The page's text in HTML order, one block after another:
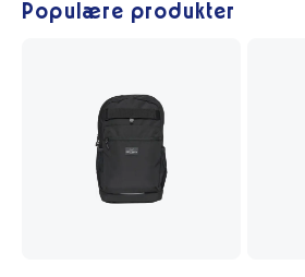
Populære produkter